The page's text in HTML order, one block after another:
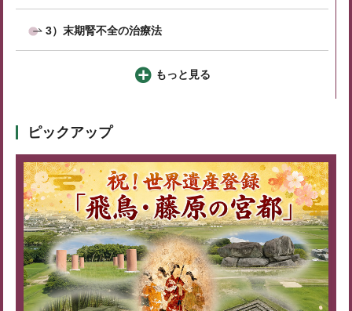
3）末期腎不全の治療法
もっと見る
ピックアップ